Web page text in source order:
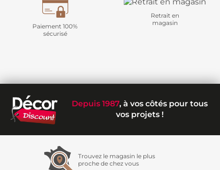
Paiement 100%
sécurisé
Retrait en
magasin
Depuis 1987, à vos côtés pour tous
vos projets !
Trouvez le magasin le plus
proche de chez vous